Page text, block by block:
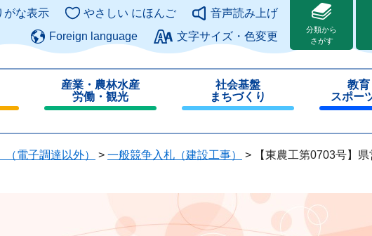
このページの本文へ
がな表示 やさしい にほんご
音声読み上げ
Foreign language
文字サイズ・色変更
分類から
さがす
産業・農林水産
労働・観光
じ
る
社会基盤
まちづくり
じ
る
教
スポー
じ
る
電子調達以外） > 一般競争入札（建設工事） >
【東農工第0703号】